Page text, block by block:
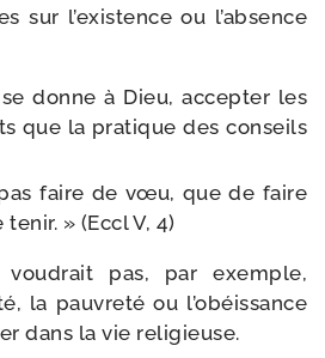
sur l’existence ou l’absence
se donne à Dieu, accep­ter les
que la pra­tique des conseils
faire de vœu, que de faire
» (Eccl V, 4)
vou­drait pas, par exemple,
la pau­vre­té ou l’obéissance
dans la vie religieuse.